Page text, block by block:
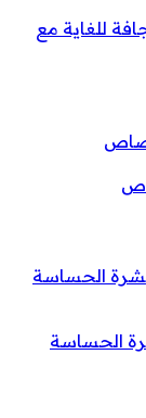
للغاية مع
الحساسة